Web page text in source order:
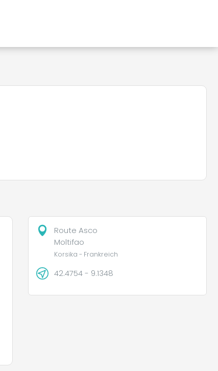
Route Asco
Moltifao
Korsika - Frankreich
42.4754 - 9.1348